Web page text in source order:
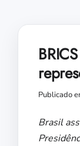
Publicado
Brasil